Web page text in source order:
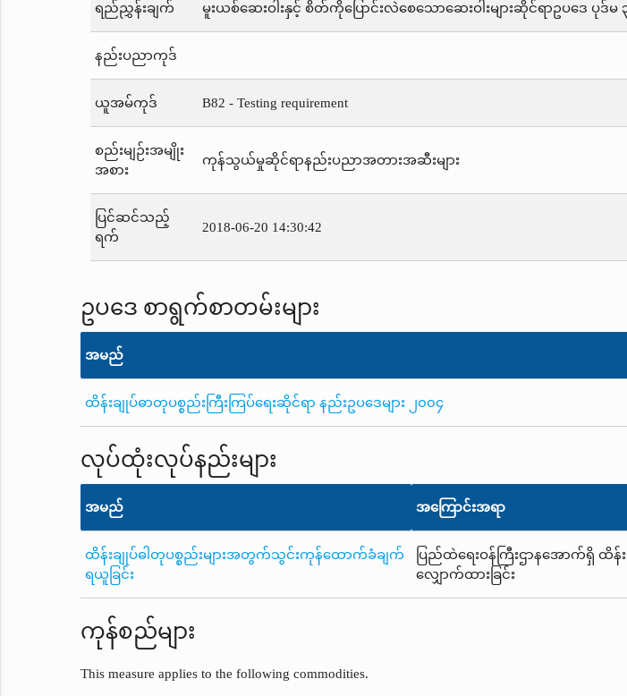
ရည်ညွှန်းချက် မူးယစ်ဆေးဝါးနှင့် စိတ်ကိုပြောင်းလဲစေသောဆေးဝါးများဆိုင်ရာဥပဒေ ပုဒ်မ
နည်းပညာကုဒ်
ယူအမ်ကုဒ် B82 - Testing requirement
စည်းမျဉ်းအမျိုး
အစား
ကုန်သွယ်မှုဆိုင်ရာနည်းပညာအတားအဆီးများ
ပြင်ဆင်သည့်
ရက်
2018-06-20 14:30:42
ဥပဒေ စာရွက်စာတမ်းများ
အမည်
ထိန်းချုပ်ဓာတုပစ္စည်းကြီးကြပ်ရေးဆိုင်ရာ နည်းဥပဒေများ ၂၀၀၄
လုပ်ထုံးလုပ်နည်းများ
အမည် အကြောင်းအရာ
ထိန်းချုပ်ဓါတုပစ္စည်းများအတွက်သွင်းကုန်ထောက်ခံချက်
ရယူခြင်း
ပြည်ထဲရေးဝန်ကြီးဌာနအောက်ရှိ ထိ
လျှောက်ထားခြင်း
ကုန်စည်များ
This measure applies to the following commodities.